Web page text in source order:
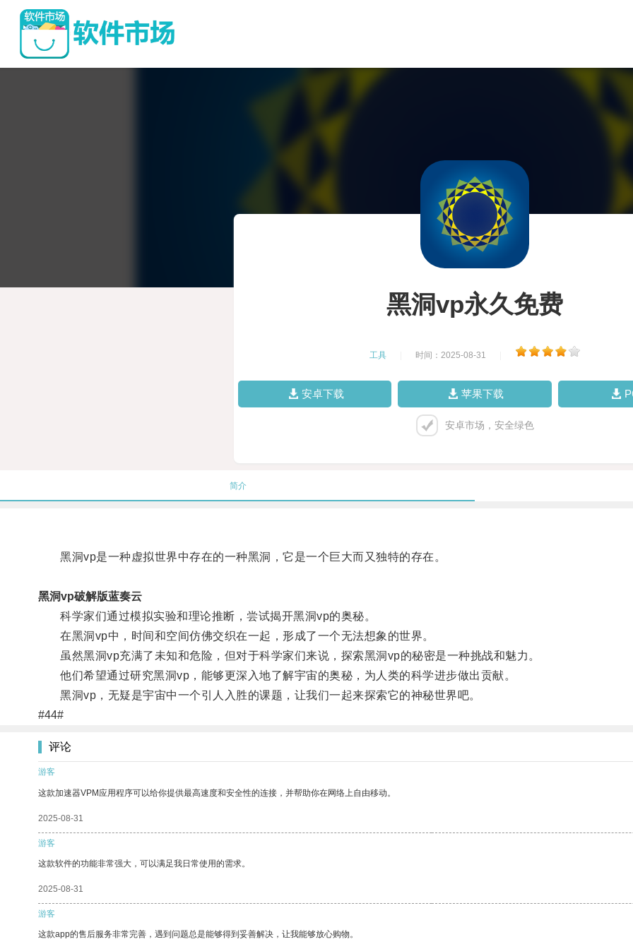
黑洞vp永久免费
工具 时间：2025-08-31
安卓下载 苹果下载
安卓市场，安全绿色
简介
黑洞vp是一种虚拟世界中存在的一种黑洞，它是一个巨大而又独特的存在。
黑洞vp破解版蓝奏云
科学家们通过模拟实验和理论推断，尝试揭开黑洞vp的奥秘。
在黑洞vp中，时间和空间仿佛交织在一起，形成了一个无法想象的世界。
虽然黑洞vp充满了未知和危险，但对于科学家们来说，探索黑洞vp的秘密是一种挑战和魅力。
他们希望通过研究黑洞vp，能够更深入地了解宇宙的奥秘，为人类的科学进步做出贡献。
黑洞vp，无疑是宇宙中一个引人入胜的课题，让我们一起来探索它的神秘世界吧。
#44#
评论
游客
这款加速器VPM应用程序可以给你提供最高速度和安全性的连接，并帮助你在网络上自由移动。
2025-08-31
游客
这款软件的功能非常强大，可以满足我日常使用的需求。
2025-08-31
游客
这款app的售后服务非常完善，遇到问题总是能够得到妥善解决，让我能够放心购物。